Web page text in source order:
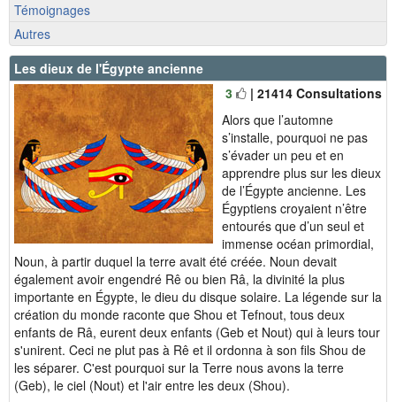
Témoignages
Autres
Les dieux de l'Égypte ancienne
3
| 21414 Consultations
Alors que l’automne
s’installe, pourquoi ne pas
s’évader un peu et en
apprendre plus sur les dieux
de l’Égypte ancienne. Les
Égyptiens croyaient n’être
entourés que d’un seul et
immense océan primordial,
Noun, à partir duquel la terre avait été créée. Noun devait
également avoir engendré Rê ou bien Râ, la divinité la plus
importante en Égypte, le dieu du disque solaire. La légende sur la
création du monde raconte que Shou et Tefnout, tous deux
enfants de Râ, eurent deux enfants (Geb et Nout) qui à leurs tour
s'unirent. Ceci ne plut pas à Rê et il ordonna à son fils Shou de
les séparer. C'est pourquoi sur la Terre nous avons la terre
(Geb), le ciel (Nout) et l'air entre les deux (Shou).